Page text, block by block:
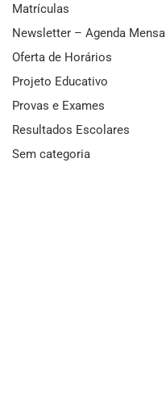
Matrículas
Newsletter – Agenda Mensal
Oferta de Horários
Projeto Educativo
Provas e Exames
Resultados Escolares
Sem categoria